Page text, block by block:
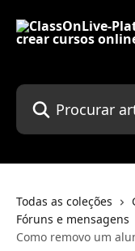
Procurar artigos...
Todas as coleções
Fóruns e mensagens
Como removo um